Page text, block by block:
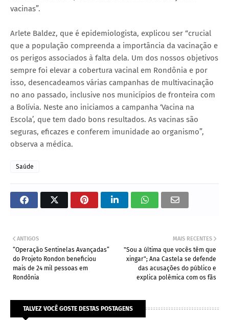
vacinas”.
Arlete Baldez, que é epidemiologista, explicou ser “crucial
que a população compreenda a importância da vacinação e
os perigos associados à falta dela. Um dos nossos objetivos
sempre foi elevar a cobertura vacinal em Rondônia e por
isso, desencadeamos várias campanhas de multivacinação
no ano passado, inclusive nos municípios de fronteira com
a Bolívia. Neste ano iniciamos a campanha ‘Vacina na
Escola’, que tem dado bons resultados. As vacinas são
seguras, eficazes e conferem imunidade ao organismo”,
observa a médica.
Saúde
MAIS RECENTES
"Sou a última que vocês têm que
xingar"; Ana Castela se defende
das acusações do público e
explica polêmica com os fãs
ANTIGOS
“Operação Sentinelas Avançadas”
do Projeto Rondon beneficiou
mais de 24 mil pessoas em
Rondônia
TALVEZ VOCÊ GOSTE DESTAS POSTAGENS